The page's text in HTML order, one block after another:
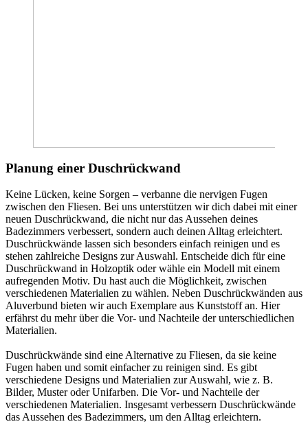
Planung einer Duschrückwand
Keine Lücken, keine Sorgen – verbanne die nervigen Fugen
zwischen den Fliesen. Bei uns unterstützen wir dich dabei mit einer
neuen Duschrückwand, die nicht nur das Aussehen deines
Badezimmers verbessert, sondern auch deinen Alltag erleichtert.
Duschrückwände lassen sich besonders einfach reinigen und es
stehen zahlreiche Designs zur Auswahl. Entscheide dich für eine
Duschrückwand in Holzoptik oder wähle ein Modell mit einem
aufregenden Motiv. Du hast auch die Möglichkeit, zwischen
verschiedenen Materialien zu wählen. Neben Duschrückwänden aus
Aluverbund bieten wir auch Exemplare aus Kunststoff an. Hier
erfährst du mehr über die Vor- und Nachteile der unterschiedlichen
Materialien.
Duschrückwände sind eine Alternative zu Fliesen, da sie keine
Fugen haben und somit einfacher zu reinigen sind. Es gibt
verschiedene Designs und Materialien zur Auswahl, wie z. B.
Bilder, Muster oder Unifarben. Die Vor- und Nachteile der
verschiedenen Materialien. Insgesamt verbessern Duschrückwände
das Aussehen des Badezimmers, um den Alltag erleichtern.